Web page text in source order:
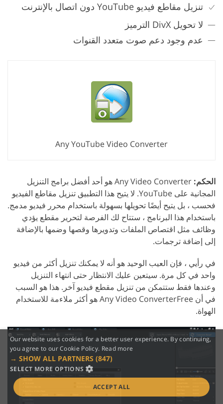
تنزيل مقاطع فيديو YouTube دون اتصال بالإنترنت
لا تحويل DivX الترميز
عدم وجود دعم صوت متعدد القنوات
Any YouTube Video Converter
الحكم:
Any Video Converter هو أحد أفضل برامج التنزيل
المجانية على YouTube. لا يتيح هذا التطبيق تنزيل مقاطع الفيديو
فحسب ، بل يتيح أيضًا تحويلها بسهولة باستخدام محرر فيديو مدمج.
باستخدام هذا البرنامج ، ستتاح لك الفرصة لتحرير مقطع يؤدي
وظائف مثل اقتصاص الملفات وتدويرها وقصها وضمها بالإضافة
إلى إضافة ترجمات.
في رأيي ، فإن العيب الوحيد هو أنه لا يمكنك تنزيل أكثر من فيديو
واحد في كل مرة. سيتعين عليك الانتظار حتى انتهاء التنزيل
وعندها فقط ستتمكن من تنزيل مقطع فيديو آخر. هذا هو السبب
في أن Any Video ConverterFree هو أكثر ملاءمة للاستخدام
الهواة.
Our website uses cookies for a better user experience. By continuing,
you agree to our Cookie Policy. Read more
SHOW ALL PARTNERS (847) →
SELECT MORE OPTIONS
ACCEPT ALL